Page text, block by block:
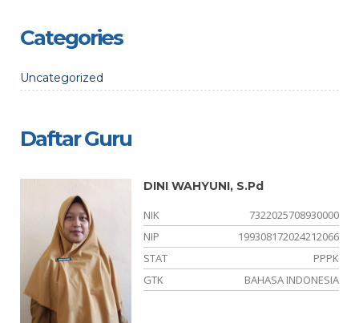
Categories
Uncategorized
Daftar Guru
DINI WAHYUNI, S.Pd
NIK
7322025708930000
NIP
199308172024212066
STAT
PPPK
GTK
BAHASA INDONESIA